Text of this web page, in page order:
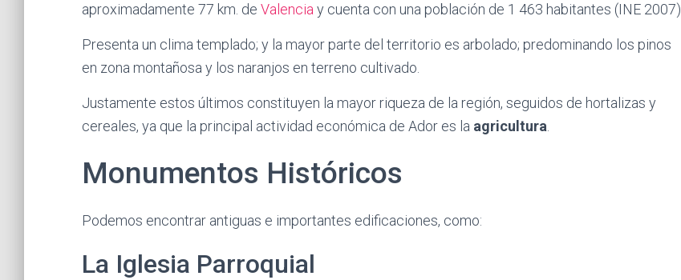
aproximadamente 77 km. de Valencia y cuenta con una población de 1 463 habitantes (INE 2007).
Presenta un clima templado; y la mayor parte del territorio es arbolado; predominando los pinos
en zona montañosa y los naranjos en terreno cultivado.
Justamente estos últimos constituyen la mayor riqueza de la región, seguidos de hortalizas y
cereales, ya que la principal actividad económica de Ador es la agricultura
Monumentos Históricos
Podemos encontrar antiguas e importantes edificaciones, como:
La Iglesia Parroquial